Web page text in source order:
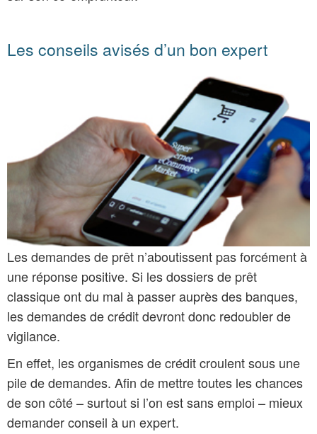
Les conseils avisés d’un bon expert
Les demandes de prêt n’aboutissent pas forcément à
une réponse positive. Si les dossiers de prêt
classique ont du mal à passer auprès des banques,
les demandes de crédit devront donc redoubler de
vigilance.
En effet, les organismes de crédit croulent sous une
pile de demandes. Afin de mettre toutes les chances
de son côté – surtout si l’on est sans emploi – mieux
demander conseil à un expert.